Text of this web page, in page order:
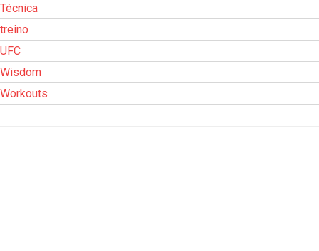
Técnica
treino
UFC
Wisdom
Workouts